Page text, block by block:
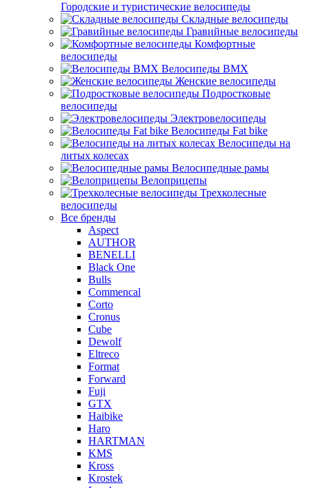
Городские и туристические велосипеды
Складные велосипеды
Гравийные велосипеды
Комфортные
велосипеды
Велосипеды BMX
Женские велосипеды
Подростковые
велосипеды
Электровелосипеды
Велосипеды Fat bike
Велосипеды на
литых колесах
Велосипедные рамы
Велоприцепы
Трехколесные
велосипеды
Все бренды
Aspect
AUTHOR
BENELLI
Black One
Bulls
Commencal
Corto
Cronus
Cube
Dewolf
Eltreco
Format
Forward
Fuji
GTX
Haibike
Haro
HARTMAN
KMS
Kross
Krostek